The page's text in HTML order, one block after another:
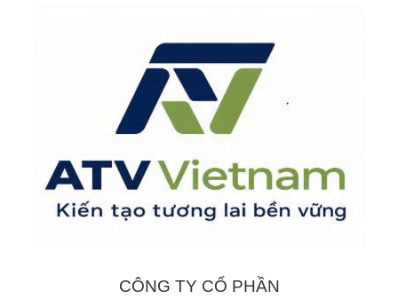
CÔNG TY CỔ PHẦN